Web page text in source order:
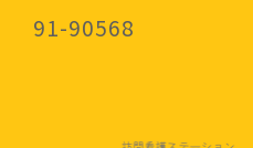
91-90568